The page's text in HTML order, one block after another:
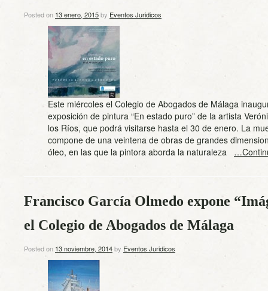
Posted on 13 enero, 2015by Eventos Juridicos
Este miércoles el Colegio de Abogados de Málaga
exposición de pintura “En estado puro” de la artista
los Ríos, que podrá visitarse hasta el 30 de enero. La
compone de una veintena de obras de grandes
óleo, en las que la pintora aborda la naturaleza
Francisco García Olmedo expone
el Colegio de Abogados de Málaga
Posted on 13 noviembre, 2014by Eventos Juridicos